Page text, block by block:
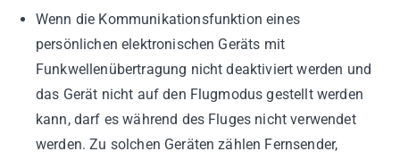
Wenn die Kommunikationsfunktion eines
persönlichen elektronischen Geräts mit
Funkwellenübertragung nicht deaktiviert werden und
das Gerät nicht auf den Flugmodus gestellt werden
kann, darf es während des Fluges nicht verwendet
werden. Zu solchen Geräten zählen Fernsender,